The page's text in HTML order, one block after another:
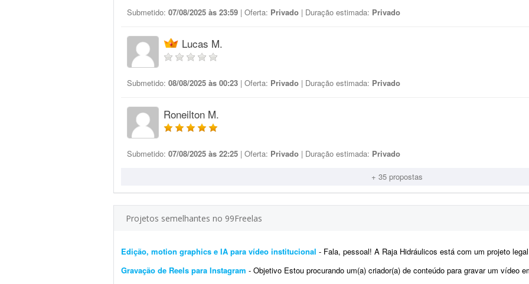
Submetido: 07/08/2025 às 23:59 | Oferta: Privado | Duração estimada: Privado
Lucas M.
Submetido: 08/08/2025 às 00:23 | Oferta: Privado | Duração estimada: Privado
Roneilton M.
Submetido: 07/08/2025 às 22:25 | Oferta: Privado | Duração estimada: Privado
+ 35 propostas
Projetos semelhantes no 99Freelas
Edição, motion graphics e IA para vídeo institucional - Fala, pessoal! A Raja Hidráulicos está com um projeto legal de vídeo institucional e precisamos
Gravação de Reels para Instagram - Objetivo Estou procurando um(a) criador(a) de conteúdo para gravar um vídeo em formato Reels (estilo UGC), que